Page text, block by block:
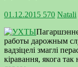
01.12.2015 570 Natali
работы дарожным
вадзіцелі змаглі
кіравання, якога